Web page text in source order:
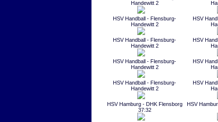
Handewitt 2
HSV Handball - Flensburg-
Handewitt 2
HSV
HSV Handball - Flensburg-
Handewitt 2
HSV
HSV Handball - Flensburg-
Handewitt 2
HSV
HSV Handball - Flensburg-
Handewitt 2
HSV
HSV Hamburg - DHK Flensborg
37:32
HSV